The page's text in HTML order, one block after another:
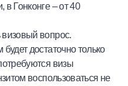
Гонконге – от 40
вопрос.
достаточно только
визы
воспользоваться не